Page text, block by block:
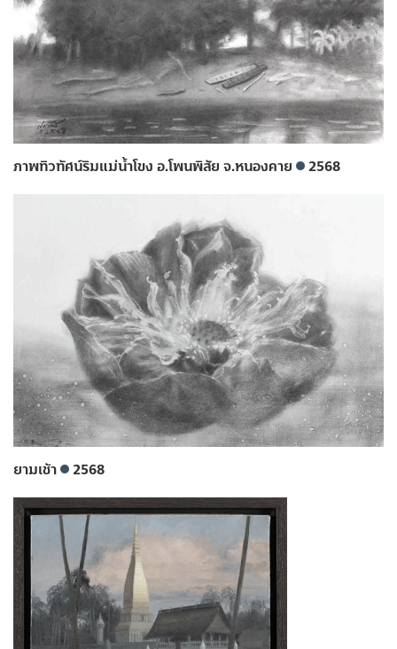
ภาพทิวทัศน์ริมแม่น้ำโขง อ.โพนพิสัย จ.หนองคาย 2568
ยามเช้า 2568